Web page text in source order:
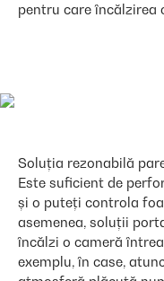
pentru care încălzirea
Soluția rezonabilă
Este suficient de
și o puteți controla
asemenea, soluții
încălzi o cameră
exemplu, în case,